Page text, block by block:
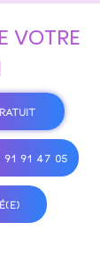
VOTRE
91 91 47 05